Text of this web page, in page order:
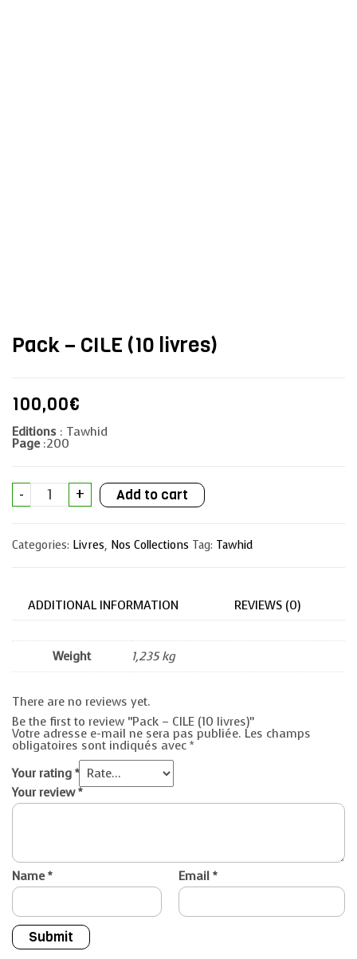
Pack – CILE (10 livres)
100,00€
Editions : Tawhid
Page:200
- Pack
CILE
quantity
+ Add to cart
Categories: Livres, Nos Collections Tag: Tawhid
ADDITIONAL INFORMATION REVIEWS (0)
Weight 1,235 kg
There are no reviews yet.
Be the first to review “Pack – CILE (10 livres)”
Votre adresse e-mail ne sera pas publiée. Les champs
obligatoires sont indiqués avec *
Your rating *
Your review*
Name* Email *